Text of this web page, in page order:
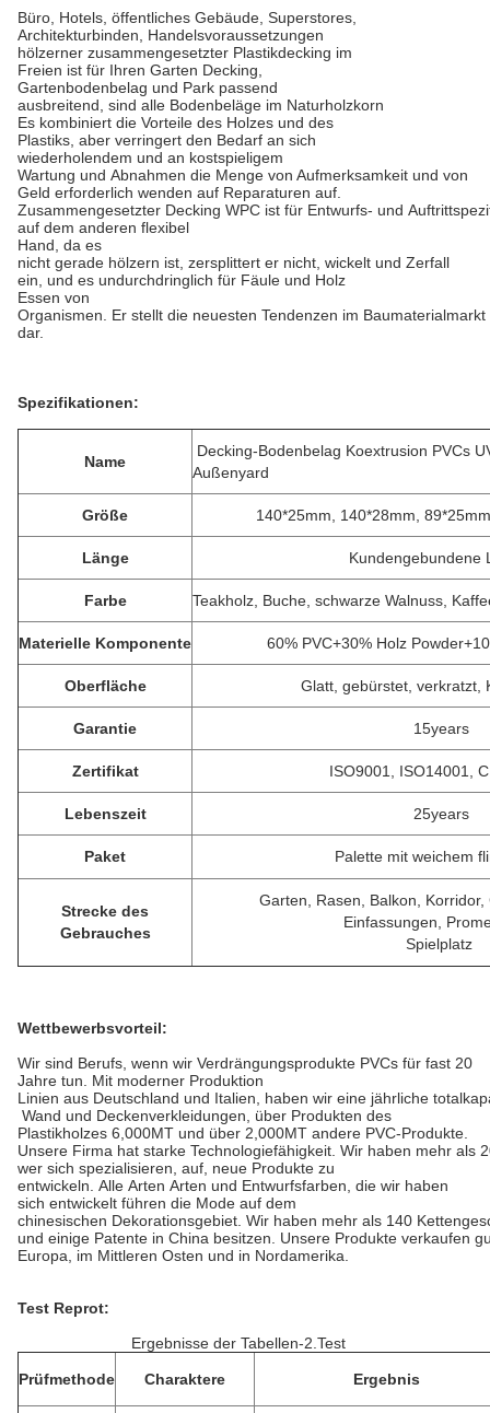
Büro, Hotels, öffentliches Gebäude, Superstores,
Architekturbinden, Handelsvoraussetzungen
hölzerner zusammengesetzter Plastikdecking im
Freien ist für Ihren Garten Decking,
Gartenbodenbelag und Park passend
ausbreitend, sind alle Bodenbeläge im Naturholzkorn
Es kombiniert die Vorteile des Holzes und des
Plastiks, aber verringert den Bedarf an sich
wiederholendem und an kostspieligem
Wartung und Abnahmen die Menge von Aufmerksamkeit und von
Geld erforderlich wenden auf Reparaturen auf.
Zusammengesetzter Decking WPC ist für Entwurfs- und
auf dem anderen flexibel
Hand, da es
nicht gerade hölzern ist, zersplittert er nicht, wickelt und Zerfall
ein, und es undurchdringlich für Fäule und Holz
Essen von
Organismen. Er stellt die neuesten Tendenzen im Baumaterialmarkt
dar.
Spezifikationen:
Name
Decking-Bodenbelag Koextrusion PVCs
Außenyard
Größe 140*25mm, 140*28mm,
Länge Kundengebundene
Farbe Teakholz, Buche, schwarze Walnuss,
Materielle Komponente 60% PVC+30% Holz
Oberfläche Glatt, gebürstet, verkratzt,
Garantie 15years
Zertifikat ISO9001, ISO14001,
Lebenszeit 25years
Paket Palette mit weichem
Strecke des
Gebrauches
Garten, Rasen, Balkon, Korridor,
Einfassungen,
Spielplatz
Wettbewerbsvorteil:
Wir sind Berufs, wenn wir Verdrängungsprodukte PVCs für fast 20
Jahre tun. Mit moderner Produktion
Linien aus Deutschland und Italien, haben wir eine jährliche
Wand und Deckenverkleidungen, über Produkten des
Plastikholzes 6,000MT und über 2,000MT andere PVC-Produkte.
Unsere Firma hat starke Technologiefähigkeit. Wir haben mehr als
wer sich spezialisieren, auf, neue Produkte zu
entwickeln. Alle Arten Arten und Entwurfsfarben, die wir haben
sich entwickelt führen die Mode auf dem
chinesischen Dekorationsgebiet. Wir haben mehr als 140
und einige Patente in China besitzen. Unsere Produkte verkaufen
Europa, im Mittleren Osten und in Nordamerika.
Test Reprot:
Ergebnisse der Tabellen-2.Test
Prüfmethode Charaktere Ergebnis